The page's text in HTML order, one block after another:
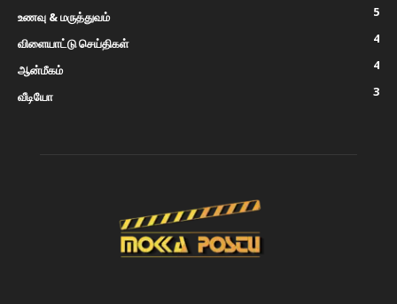
உணவு & மருத்துவம்
5
விளையாட்டு செய்திகள்
4
ஆன்மீகம்
4
வீடியோ
3